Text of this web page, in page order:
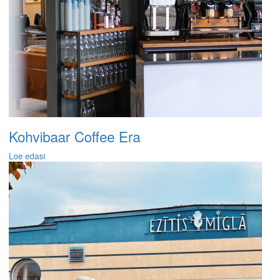
Kohvibaar Coffee Era
Loe edasi